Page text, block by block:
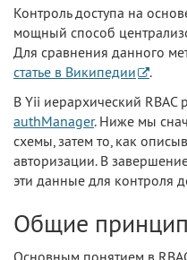
Контроль доступа на
мощный способ
Для сравнения данного
статье в Википедии
.
В Yii иерархический RBAC
authManager. Ниже мы
схемы, затем то, как
авторизации. В
эти данные для контроля
Общие
Основным понятием в